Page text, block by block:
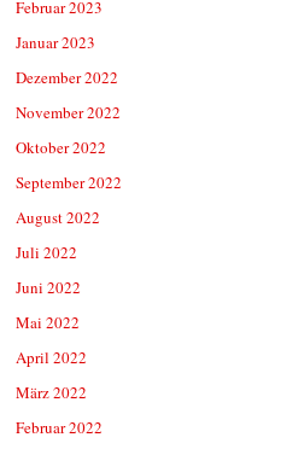
Februar 2023
Januar 2023
Dezember 2022
November 2022
Oktober 2022
September 2022
August 2022
Juli 2022
Juni 2022
Mai 2022
April 2022
März 2022
Februar 2022